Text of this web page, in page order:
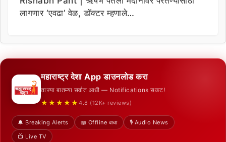
लागणार ‘एवढा’ वेळ, डॉक्टर म्हणाले…
महाराष्ट्र देशा App डाउनलोड करा
ताज्या बातम्या सर्वात आधी — Notifications सकट!
★★★★★ 4.8 (12K+ reviews)
🔔 Breaking Alerts 📖 Offline वाचा
🎙️ Audio News
📺 Live TV